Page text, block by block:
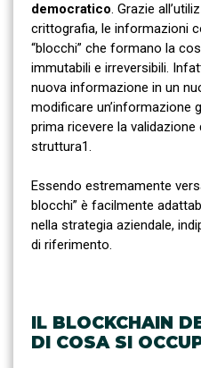
democratico. Grazie
crittografia, le informazioni
“blocchi” che formano la
immutabili e irreversibili.
nuova informazione in un
modificare un’informazione
prima ricevere la
struttura1.
Essendo estremamente
blocchi” è facilmente
nella strategia aziendale,
di riferimento.
IL BLOCKCHAIN
DI COSA SI